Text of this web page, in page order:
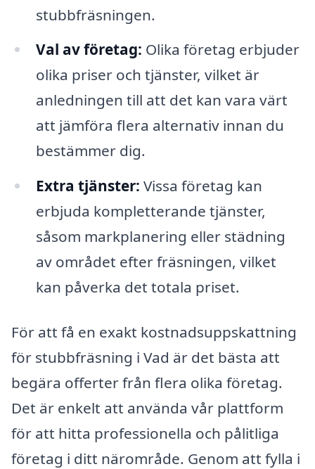
stubbfräsningen.
Val av företag: Olika företag erbjuder
olika priser och tjänster, vilket är
anledningen till att det kan vara värt
att jämföra flera alternativ innan du
bestämmer dig.
Extra tjänster: Vissa företag kan
erbjuda kompletterande tjänster,
såsom markplanering eller städning
av området efter fräsningen, vilket
kan påverka det totala priset.
För att få en exakt kostnadsuppskattning
för stubbfräsning i Vad är det bästa att
begära offerter från flera olika företag.
Det är enkelt att använda vår plattform
för att hitta professionella och pålitliga
företag i ditt närområde. Genom att fylla i